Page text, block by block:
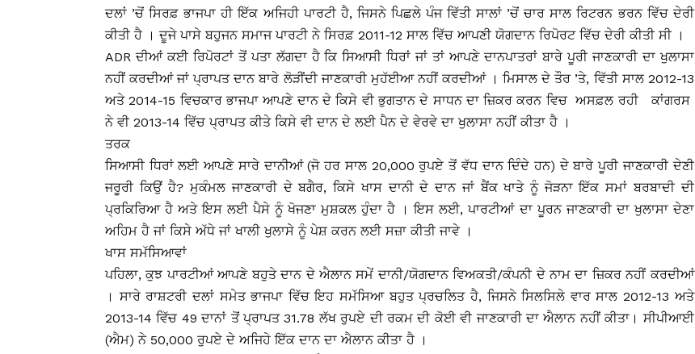
ਦਲਾਂ ’ਚੋਂ ਸਿਰਫ਼ ਭਾਜਪਾ ਹੀ ਇੱਕ ਅਜਿਹੀ ਪਾਰਟੀ ਹੈ, ਜਿਸਨੇ ਪਿਛਲੇ ਪੰਜ ਵਿੱਤੀ ਸਾਲਾਂ ’ਚੋਂ ਚਾਰ ਸਾਲ ਰਿਟਰਨ ਭਰਨ ਵਿੱਚ ਦੇਰੀ
ਕੀਤੀ ਹੈ । ਦੂਜੇ ਪਾਸੇ ਬਹੁਜਨ ਸਮਾਜ ਪਾਰਟੀ ਨੇ ਸਿਰਫ਼ 2011-12 ਸਾਲ ਵਿੱਚ ਆਪਣੀ ਯੋਗਦਾਨ ਰਿਪੋਰਟ ਵਿੱਚ ਦੇਰੀ ਕੀਤੀ ਸੀ ।
ADR ਦੀਆਂ ਕਈ ਰਿਪੋਰਟਾਂ ਤੋਂ ਪਤਾ ਲੱਗਦਾ ਹੈ ਕਿ ਸਿਆਸੀ ਧਿਰਾਂ ਜਾਂ ਤਾਂ ਆਪਣੇ ਦਾਨਪਾਤਰਾਂ ਬਾਰੇ ਪੂਰੀ ਜਾਣਕਾਰੀ ਦਾ ਖੁਲਾਸਾ
ਨਹੀਂ ਕਰਦੀਆਂ ਜਾਂ ਪ੍ਰਾਪਤ ਦਾਨ ਬਾਰੇ ਲੋੜੀਂਦੀ ਜਾਣਕਾਰੀ ਮੁਹੱਈਆ ਨਹੀਂ ਕਰਦੀਆਂ । ਮਿਸਾਲ ਦੇ ਤੌਰ ’ਤੇ, ਵਿੱਤੀ ਸਾਲ 2012-13
ਅਤੇ 2014-15 ਵਿਚਕਾਰ ਭਾਜਪਾ ਆਪਣੇ ਦਾਨ ਦੇ ਕਿਸੇ ਵੀ ਭੁਗਤਾਨ ਦੇ ਸਾਧਨ ਦਾ ਜ਼ਿਕਰ ਕਰਨ ਵਿਚ ਅਸਫ਼ਲ ਰਹੀ ਕਾਂਗਰਸ
ਨੇ ਵੀ 2013-14 ਵਿੱਚ ਪ੍ਰਾਪਤ ਕੀਤੇ ਕਿਸੇ ਵੀ ਦਾਨ ਦੇ ਲਈ ਪੈਨ ਦੇ ਵੇਰਵੇ ਦਾ ਖੁਲਾਸਾ ਨਹੀਂ ਕੀਤਾ ਹੈ ।
ਤਰਕ
ਸਿਆਸੀ ਧਿਰਾਂ ਲਈ ਆਪਣੇ ਸਾਰੇ ਦਾਨੀਆਂ (ਜੋ ਹਰ ਸਾਲ 20,000 ਰੁਪਏ ਤੋਂ ਵੱਧ ਦਾਨ ਦਿੰਦੇ ਹਨ) ਦੇ ਬਾਰੇ ਪੂਰੀ ਜਾਣਕਾਰੀ ਦੇਣੀ
ਜਰੂਰੀ ਕਿਉਂ ਹੈ? ਮੁਕੰਮਲ ਜਾਣਕਾਰੀ ਦੇ ਬਗੈਰ, ਕਿਸੇ ਖਾਸ ਦਾਨੀ ਦੇ ਦਾਨ ਜਾਂ ਬੈਂਕ ਖਾਤੇ ਨੂੰ ਜੋੜਨਾ ਇੱਕ ਸਮਾਂ ਬਰਬਾਦੀ ਦੀ
ਪ੍ਰਕਿਰਿਆ ਹੈ ਅਤੇ ਇਸ ਲਈ ਪੈਸੇ ਨੂੰ ਖੋਜਣਾ ਮੁਸ਼ਕਲ ਹੁੰਦਾ ਹੈ । ਇਸ ਲਈ, ਪਾਰਟੀਆਂ ਦਾ ਪੂਰਨ ਜਾਣਕਾਰੀ ਦਾ ਖੁਲਾਸਾ ਦੇਣਾ
ਅਹਿਮ ਹੈ ਜਾਂ ਕਿਸੇ ਅੱਧੇ ਜਾਂ ਖਾਲੀ ਖੁਲਾਸੇ ਨੂੰ ਪੇਸ਼ ਕਰਨ ਲਈ ਸਜ਼ਾ ਕੀਤੀ ਜਾਵੇ ।
ਖਾਸ ਸਮੱਸਿਆਵਾਂ
ਪਹਿਲਾ, ਕੁਝ ਪਾਰਟੀਆਂ ਆਪਣੇ ਬਹੁਤੇ ਦਾਨ ਦੇ ਐਲਾਨ ਸਮੇਂ ਦਾਨੀ/ਯੋਗਦਾਨ ਵਿਅਕਤੀ/ਕੰਪਨੀ ਦੇ ਨਾਮ ਦਾ ਜ਼ਿਕਰ ਨਹੀਂ ਕਰਦੀਆਂ
। ਸਾਰੇ ਰਾਸ਼ਟਰੀ ਦਲਾਂ ਸਮੇਤ ਭਾਜਪਾ ਵਿੱਚ ਇਹ ਸਮੱਸਿਆ ਬਹੁਤ ਪ੍ਰਚਲਿਤ ਹੈ, ਜਿਸਨੇ ਸਿਲਸਿਲੇ ਵਾਰ ਸਾਲ 2012-13 ਅਤੇ
2013-14 ਵਿੱਚ 49 ਦਾਨਾਂ ਤੋਂ ਪ੍ਰਾਪਤ 31.78 ਲੱਖ ਰੁਪਏ ਦੀ ਰਕਮ ਦੀ ਕੋਈ ਵੀ ਜਾਣਕਾਰੀ ਦਾ ਐਲਾਨ ਨਹੀਂ ਕੀਤਾ। ਸੀਪੀਆਈ
(ਐਮ) ਨੇ 50,000 ਰੁਪਏ ਦੇ ਅਜਿਹੇ ਇੱਕ ਦਾਨ ਦਾ ਐਲਾਨ ਕੀਤਾ ਹੈ ।